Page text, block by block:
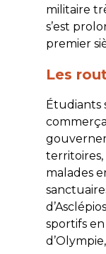
militaire
s’est
premier
Les
Étudiants
malades
sportifs